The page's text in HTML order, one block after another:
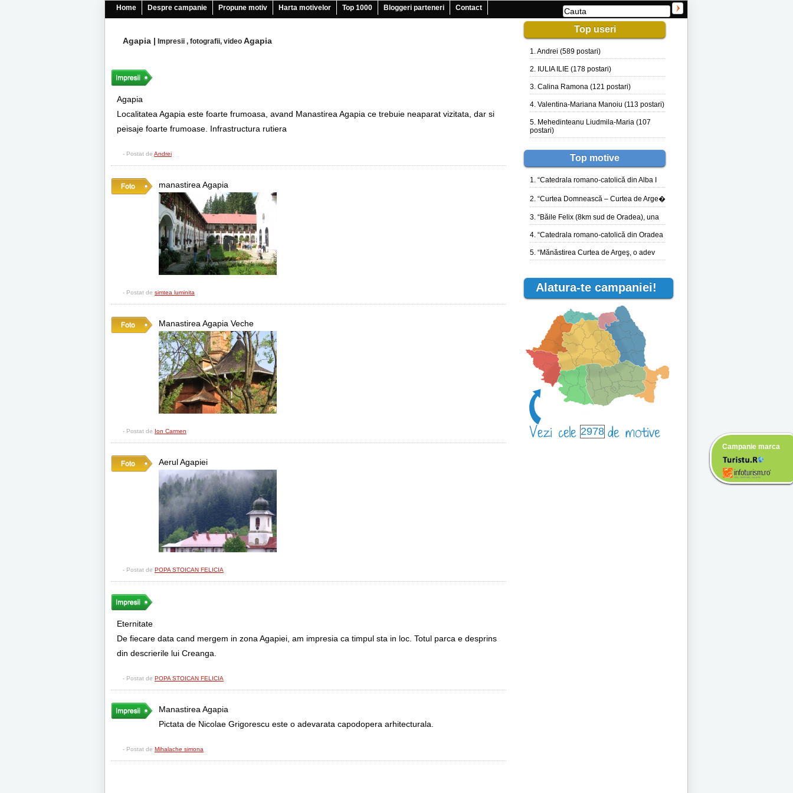
Campanie marca
Home Despre campanie Propune motiv Harta motivelor Top 1000 Bloggeri parteneri Contact
Agapia | Impresii , fotografii, video Agapia
Agapia
Localitatea Agapia este foarte frumoasa, avand Manastirea Agapia ce trebuie neaparat vizitata, dar si
peisaje foarte frumoase. Infrastructura rutiera
- Postat de Andrei
manastirea Agapia
- Postat de simtea luminita
Manastirea Agapia Veche
- Postat de Ion Carmen
Aerul Agapiei
- Postat de POPA STOICAN FELICIA
Eternitate
De fiecare data cand mergem in zona Agapiei, am impresia ca timpul sta in loc. Totul parca e desprins
din descrierile lui Creanga.
- Postat de POPA STOICAN FELICIA
Manastirea Agapia
Pictata de Nicolae Grigorescu este o adevarata capodopera arhitecturala.
- Postat de Mihalache simona
Top useri
1. Andrei (589 postari)
2. IULIA ILIE (178 postari)
3. Calina Ramona (121 postari)
4. Valentina-Mariana Manoiu (113 postari)
5. Mehedinteanu Liudmila-Maria (107
postari)
Top motive
1. “Catedrala romano-catolică din Alba I
2. “Curtea Domnească – Curtea de Arge�
3. “Băile Felix (8km sud de Oradea), una
4. “Catedrala romano-catolică din Oradea
5. “Mănăstirea Curtea de Argeş, o adev
Alatura-te campaniei!
2978